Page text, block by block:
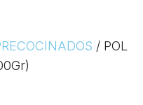
/ POL